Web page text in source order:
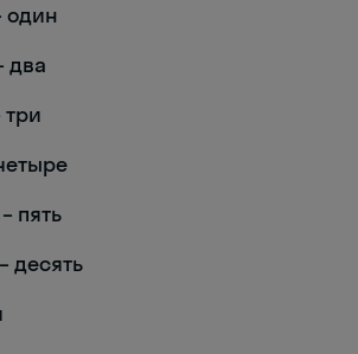
один
два
три
пять
десять